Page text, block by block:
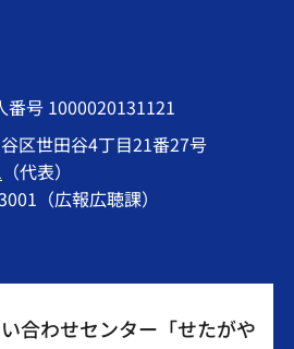
番号 1000020131121
区世田谷4丁目21番27号
（代表）
（広報広聴課）
合わせセンター「せたがや